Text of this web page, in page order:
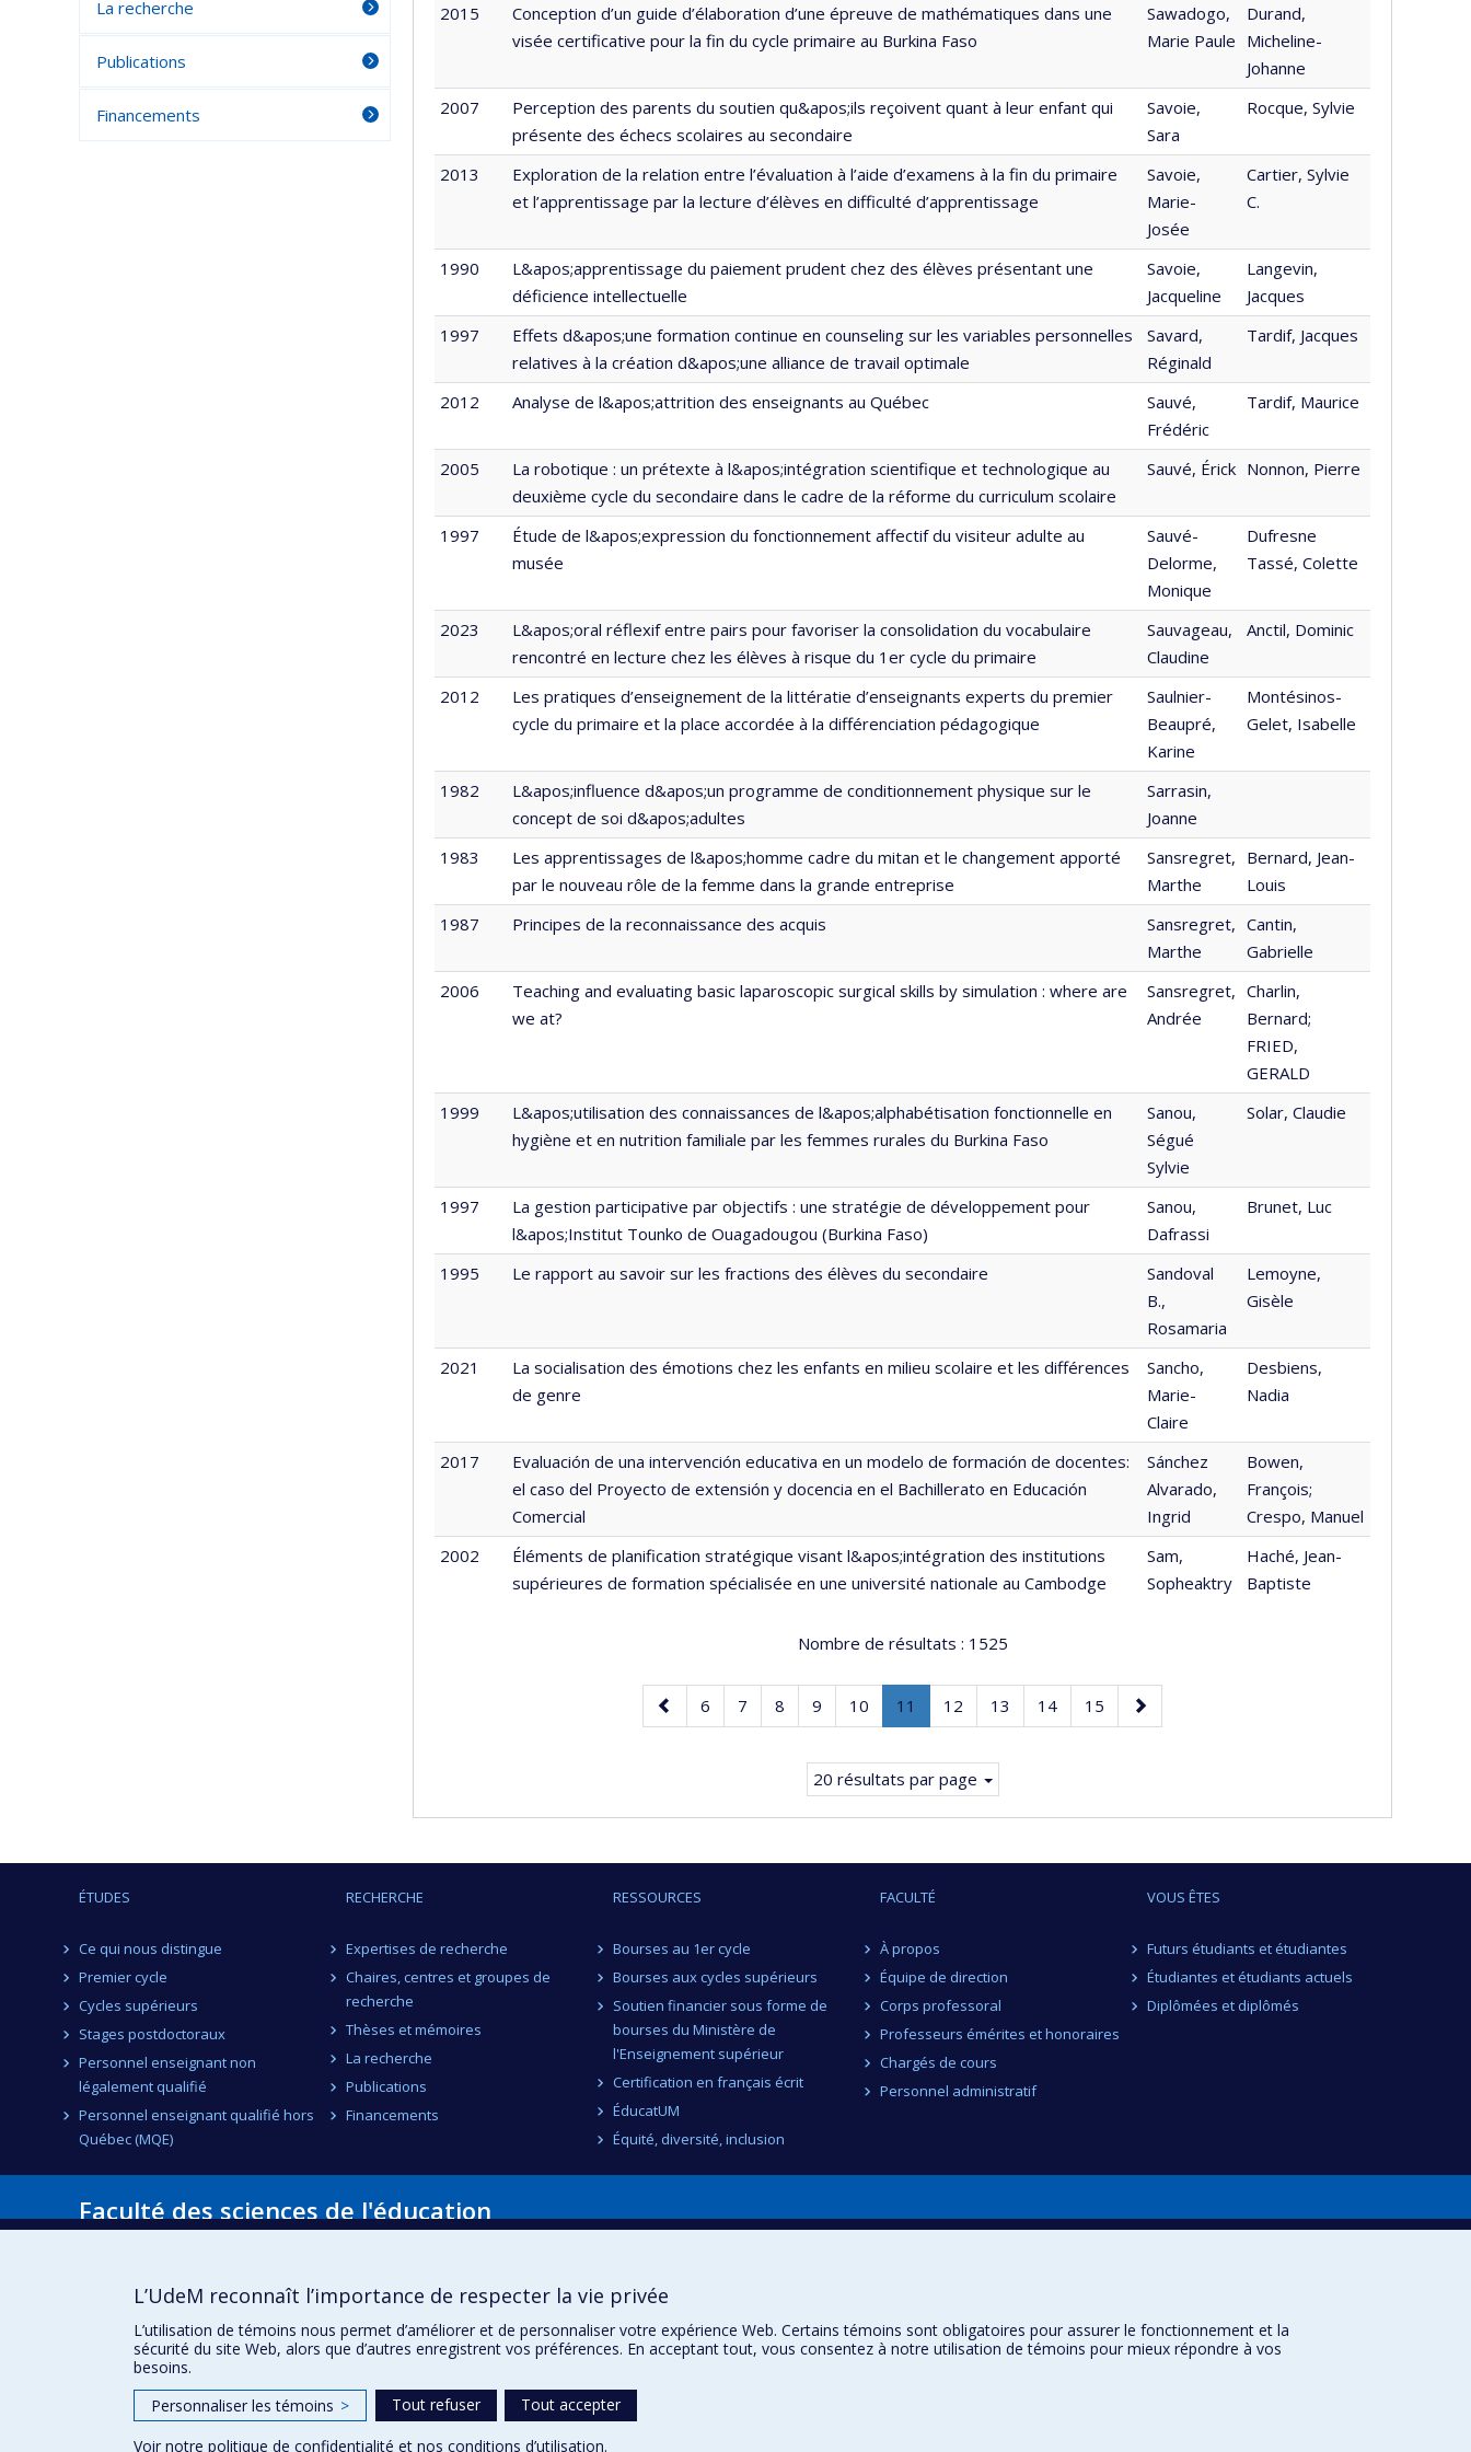
2015
Conception d’un guide d’élaboration d’une épreuve de mathématiques dans une
visée certificative pour la fin du cycle primaire au Burkina Faso
Sawadogo,
Marie Paule
Durand,
Micheline-
Johanne
2007
Perception des parents du soutien qu&apos;ils reçoivent quant à leur enfant qui
présente des échecs scolaires au secondaire
Savoie,
Sara
Rocque, Sylvie
2013
Exploration de la relation entre l’évaluation à l’aide d’examens à la fin du primaire
et l’apprentissage par la lecture d’élèves en difficulté d’apprentissage
Savoie,
Marie-
Josée
Cartier, Sylvie
C.
1990
L&apos;apprentissage du paiement prudent chez des élèves présentant une
déficience intellectuelle
Savoie,
Jacqueline
Langevin,
Jacques
1997
Effets d&apos;une formation continue en counseling sur les variables personnelles
relatives à la création d&apos;une alliance de travail optimale
Savard,
Réginald
Tardif, Jacques
2012 Analyse de l&apos;attrition des enseignants au Québec
Sauvé,
Frédéric
Tardif, Maurice
2005
La robotique : un prétexte à l&apos;intégration scientifique et technologique au
deuxième cycle du secondaire dans le cadre de la réforme du curriculum scolaire
Sauvé, Érick Nonnon, Pierre
1997
Étude de l&apos;expression du fonctionnement affectif du visiteur adulte au
musée
Sauvé-
Delorme,
Monique
Dufresne
Tassé, Colette
2023
L&apos;oral réflexif entre pairs pour favoriser la consolidation du vocabulaire
rencontré en lecture chez les élèves à risque du 1er cycle du primaire
Sauvageau,
Claudine
Anctil, Dominic
2012
Les pratiques d’enseignement de la littératie d’enseignants experts du premier
cycle du primaire et la place accordée à la différenciation pédagogique
Saulnier-
Beaupré,
Karine
Montésinos-
Gelet, Isabelle
1982
L&apos;influence d&apos;un programme de conditionnement physique sur le
concept de soi d&apos;adultes
Sarrasin,
Joanne
1983
Les apprentissages de l&apos;homme cadre du mitan et le changement apporté
par le nouveau rôle de la femme dans la grande entreprise
Sansregret,
Marthe
Bernard, Jean-
Louis
1987
Principes de la reconnaissance des acquis
Sansregret,
Marthe
Cantin,
Gabrielle
2006
Teaching and evaluating basic laparoscopic surgical skills by simulation : where are
we at?
Sansregret,
Andrée
Charlin,
Bernard;
FRIED,
GERALD
1999
L&apos;utilisation des connaissances de l&apos;alphabétisation fonctionnelle en
hygiène et en nutrition familiale par les femmes rurales du Burkina Faso
Sanou,
Ségué
Sylvie
Solar, Claudie
1997
La gestion participative par objectifs : une stratégie de développement pour
l&apos;Institut Tounko de Ouagadougou (Burkina Faso)
Sanou,
Dafrassi
Brunet, Luc
1995 Le rapport au savoir sur les fractions des élèves du secondaire
Sandoval
B.,
Rosamaria
Lemoyne,
Gisèle
2021
La socialisation des émotions chez les enfants en milieu scolaire et les différences
de genre
Sancho,
Marie-
Claire
Desbiens,
Nadia
2017
Evaluación de una intervención educativa en un modelo de formación de docentes:
el caso del Proyecto de extensión y docencia en el Bachillerato en Educación
Comercial
Sánchez
Alvarado,
Ingrid
Bowen,
François;
Crespo, Manuel
2002
Éléments de planification stratégique visant l&apos;intégration des institutions
supérieures de formation spécialisée en une université nationale au Cambodge
Sam,
Sopheaktry
Haché, Jean-
Baptiste
Nombre de résultats : 1525
Page
précédente
Page
6 Page
7 Page
8 Page
9 Page
10 Page
11
Page
courante.
Page
12 Page
13 Page
14 Page
15
Page
suivante
20 résultats par page
La recherche
Publications
Financements
ÉTUDES
Ce qui nous distingue
Premier cycle
Cycles supérieurs
Stages postdoctoraux
Personnel enseignant non
légalement qualifié
Personnel enseignant qualifié hors
Québec (MQE)
RECHERCHE
Expertises de recherche
Chaires, centres et groupes de
recherche
Thèses et mémoires
La recherche
Publications
Financements
RESSOURCES
Bourses au 1er cycle
Bourses aux cycles supérieurs
Soutien financier sous forme de
bourses du Ministère de
l'Enseignement supérieur
Certification en français écrit
ÉducatUM
Équité, diversité, inclusion
FACULTÉ
À propos
Équipe de direction
Corps professoral
Professeurs émérites et honoraires
Chargés de cours
Personnel administratif
VOUS ÊTES
Futurs étudiants et étudiantes
Étudiantes et étudiants actuels
Diplômées et diplômés
Faculté des sciences de l'éducation
Montréal (Québec) H2V 2S9
L’UdeM reconnaît l’importance de respecter la vie privée
L’utilisation de témoins nous permet d’améliorer et de personnaliser votre expérience Web. Certains témoins sont obligatoires pour assurer le fonctionnement et la
sécurité du site Web, alors que d’autres enregistrent vos préférences. En acceptant tout, vous consentez à notre utilisation de témoins pour mieux répondre à vos
besoins.
Personnaliser les témoins > Tout refuser
Tout accepter
Voir notre politique de confidentialité et nos conditions d’utilisation.